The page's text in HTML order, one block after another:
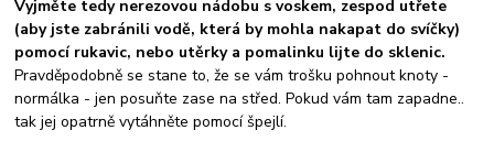
Vyjměte tedy nerezovou nádobu s voskem, zespod utřete
(aby jste zabránili vodě, která by mohla nakapat do svíčky)
pomocí rukavic, nebo utěrky a pomalinku lijte do sklenic.
Pravděpodobně se stane to, že se vám trošku pohnout knoty -
normálka - jen posuňte zase na střed. Pokud vám tam zapadne..
tak jej opatrně vytáhněte pomocí špejlí.